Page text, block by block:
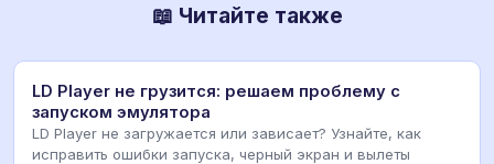
📖 Читайте также
LD Player не грузится: решаем проблему с
запуском эмулятора
LD Player не загружается или зависает? Узнайте, как
исправить ошибки запуска, черный экран и вылеты